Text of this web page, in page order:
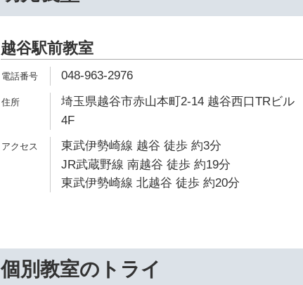
越谷駅前教室
048-963-2976
埼玉県越谷市赤山本町2-14 越谷西口TRビル
4F
東武伊勢崎線 越谷 徒歩 約3分
JR武蔵野線 南越谷 徒歩 約19分
東武伊勢崎線 北越谷 徒歩 約20分
個別教室のトライ